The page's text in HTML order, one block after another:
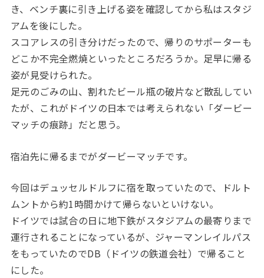
き、ベンチ裏に引き上げる姿を確認してから私はスタジ
アムを後にした。
スコアレスの引き分けだったので、帰りのサポーターも
どこか不完全燃焼といったところだろうか。足早に帰る
姿が見受けられた。
足元のごみの山、割れたビール瓶の破片など散乱してい
たが、これがドイツの日本では考えられない「ダービー
マッチの痕跡」だと思う。
宿泊先に帰るまでがダービーマッチです。
今回はデュッセルドルフに宿を取っていたので、ドルト
ムントから約1時間かけて帰らないといけない。
ドイツでは試合の日に地下鉄がスタジアムの最寄りまで
運行されることになっているが、ジャーマンレイルパス
をもっていたのでDB（ドイツの鉄道会社）で帰ること
にした。